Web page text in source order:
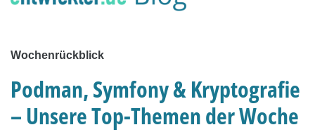
Wochenrückblick
Podman, Symfony & Kryptografie
– Unsere Top-Themen der Woche